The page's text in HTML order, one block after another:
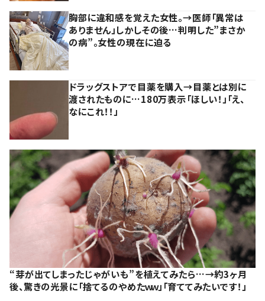
胸部に違和感を覚えた女性。→医師「異常は
ありません」しかしその後…判明した”まさか
の病”。女性の現在に迫る
ドラッグストアで目薬を購入→目薬とは別に
渡されたものに…180万表示「ほしい！」「え、
なにこれ！！」
“芽が出てしまったじゃがいも”を植えてみたら…→約3ヶ月
後、驚きの光景に「捨てるのやめたｗｗ」「育ててみたいです！」